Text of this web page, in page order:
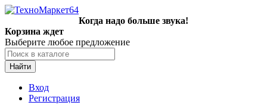
Когда надо больше звука!
Корзина ждет
Выберите любое предложение
Найти
Вход
Регистрация